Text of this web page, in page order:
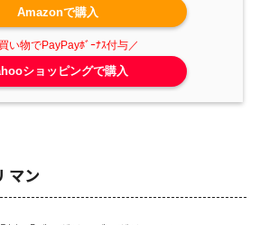
Amazonで購入
ショッピングで購入
マン